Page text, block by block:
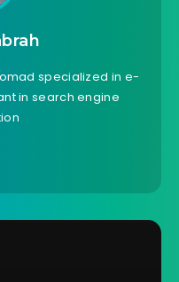
specialized in e-
in search engine